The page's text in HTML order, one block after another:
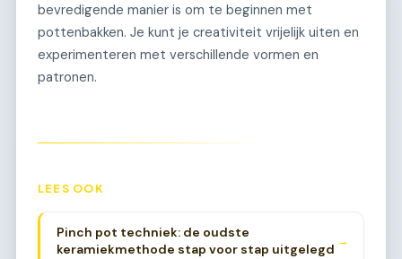
bevredigende manier is om te beginnen met
pottenbakken. Je kunt je creativiteit vrijelijk uiten en
experimenteren met verschillende vormen en
patronen.
LEES OOK
Pinch pot techniek: de oudste
keramiekmethode stap voor stap uitgelegd
→